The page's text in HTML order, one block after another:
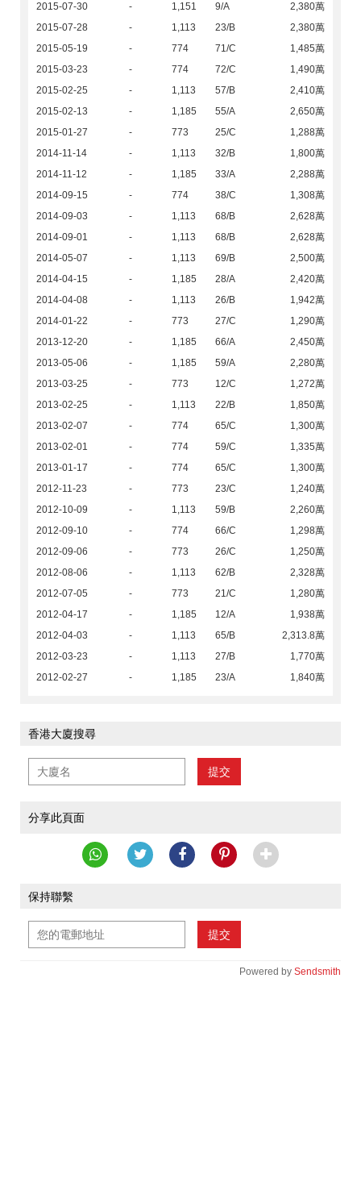
2015-07-30
- 1,151 9/A
2,380萬
2015-07-28
- 1,113 23/B
2,380萬
2015-05-19
- 774 71/C
1,485萬
2015-03-23
- 774 72/C
1,490萬
2015-02-25
- 1,113 57/B
2,410萬
2015-02-13
- 1,185 55/A
2,650萬
2015-01-27
- 773 25/C
1,288萬
2014-11-14
- 1,113 32/B
1,800萬
2014-11-12
- 1,185 33/A
2,288萬
2014-09-15
- 774 38/C
1,308萬
2014-09-03
- 1,113 68/B
2,628萬
2014-09-01
- 1,113 68/B
2,628萬
2014-05-07
- 1,113 69/B
2,500萬
2014-04-15
- 1,185 28/A
2,420萬
2014-04-08
- 1,113 26/B
1,942萬
2014-01-22
- 773 27/C
1,290萬
2013-12-20
- 1,185 66/A
2,450萬
2013-05-06
- 1,185 59/A
2,280萬
2013-03-25
- 773 12/C
1,272萬
2013-02-25
- 1,113 22/B
1,850萬
2013-02-07
- 774 65/C
1,300萬
2013-02-01
- 774 59/C
1,335萬
2013-01-17
- 774 65/C
1,300萬
2012-11-23
- 773 23/C
1,240萬
2012-10-09
- 1,113 59/B
2,260萬
2012-09-10
- 774 66/C
1,298萬
2012-09-06
- 773 26/C
1,250萬
2012-08-06
- 1,113 62/B
2,328萬
2012-07-05
- 773 21/C
1,280萬
2012-04-17
- 1,185 12/A
1,938萬
2012-04-03
- 1,113 65/B
2,313.8萬
2012-03-23
- 1,113 27/B
1,770萬
2012-02-27
- 1,185 23/A 1,840萬
香港大廈搜尋
提交
分享此頁面
保持聯繫
提交
Powered by Sendsmith